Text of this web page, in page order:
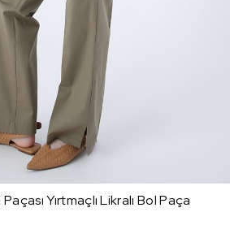
Yırtmaçlı Likralı Bol Paça